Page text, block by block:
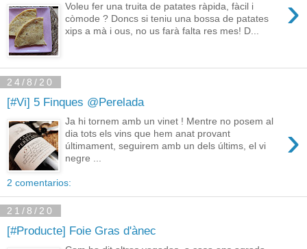
›
Voleu fer una truita de patates ràpida, fàcil i
còmode ? Doncs si teniu una bossa de patates
xips a mà i ous, no us farà falta res mes! D...
24/8/20
[#Vi] 5 Finques @Perelada
›
Ja hi tornem amb un vinet ! Mentre no posem al
dia tots els vins que hem anat provant
últimament, seguirem amb un dels últims, el vi
negre ...
2 comentarios:
21/8/20
[#Producte] Foie Gras d'ànec